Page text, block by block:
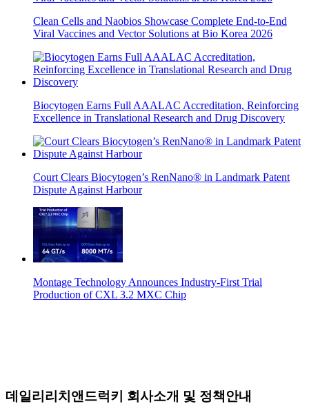
Clean Cells and Naobios Showcase Complete End-to-End
Viral Vaccines and Vector Solutions at Bio Korea 2026
Biocytogen Earns Full AAALAC Accreditation, Reinforcing
Excellence in Translational Research and Drug Discovery
Court Clears Biocytogen’s RenNano® in Landmark Patent
Dispute Against Harbour
Montage Technology Announces Industry-First Trial
Production of CXL 3.2 MXC Chip
데일리리치앤드럭키 회사소개 및 정책안내